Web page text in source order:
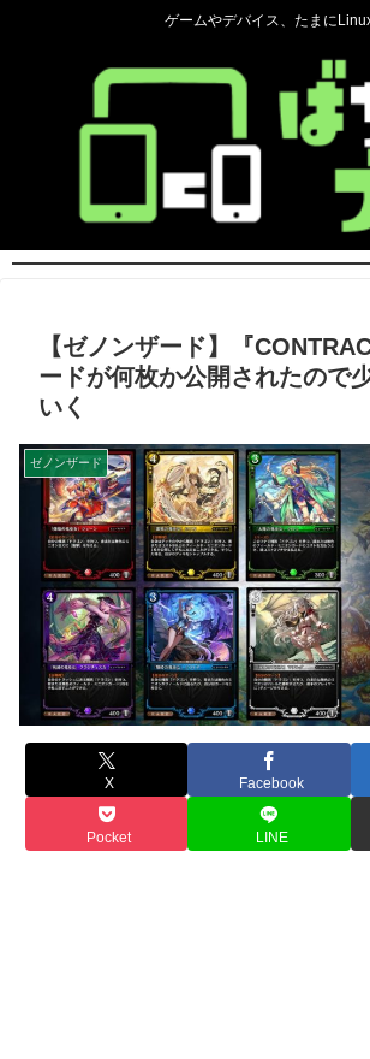
ゲームやデバイス、たまに
【ゼノンザード】『
ードが何枚か公開されたので
いく
ゼノンザード
X Facebook
Pocket LINE